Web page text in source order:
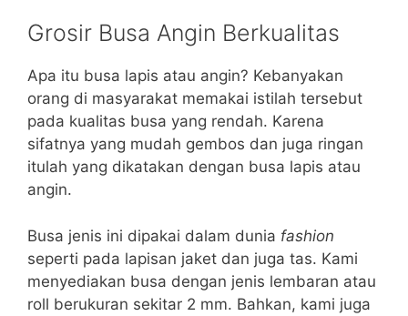
Grosir Busa Angin Berkualitas
Apa itu busa lapis atau angin? Kebanyakan
orang di masyarakat memakai istilah tersebut
pada kualitas busa yang rendah. Karena
sifatnya yang mudah gembos dan juga ringan
itulah yang dikatakan dengan busa lapis atau
angin.
Busa jenis ini dipakai dalam dunia fashion
seperti pada lapisan jaket dan juga tas. Kami
menyediakan busa dengan jenis lembaran atau
roll berukuran sekitar 2 mm. Bahkan, kami juga